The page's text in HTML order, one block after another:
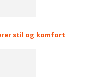
stil og komfort